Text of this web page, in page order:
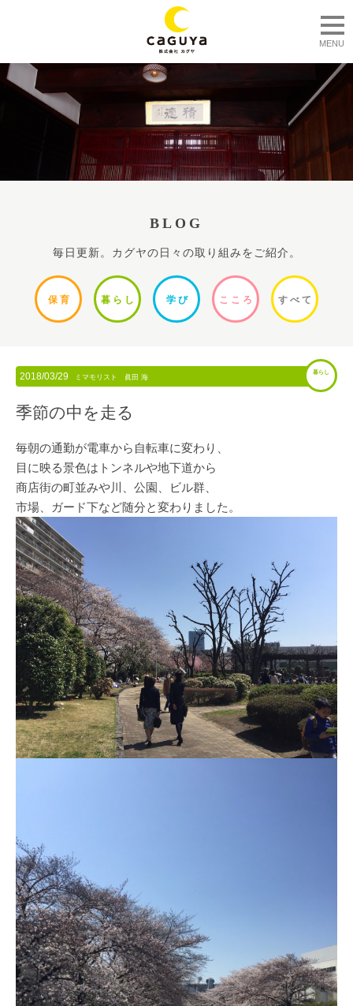
MENU
BLOG
毎日更新。カグヤの日々の取り組みをご紹介。
保 育 暮ら し 学 び ここ ろ すべて
2018/03/29 ミマモリスト 眞田 海
暮らし
季節の中を走る
毎朝の通勤が電車から自転車に変わり、
目に映る景色はトンネルや地下道から
商店街の町並みや川、公園、ビル群、
市場、ガード下など随分と変わりました。